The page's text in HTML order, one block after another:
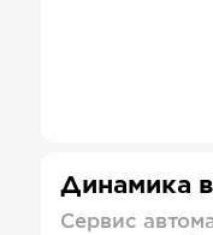
Динамика
Сервис